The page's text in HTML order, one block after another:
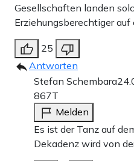
Gesellschaften landen
Erziehungsberechtiger auf
25
Antworten
Stefan Schembara
867T
Melden
Es ist der Tanz auf
Dekadenz wird von